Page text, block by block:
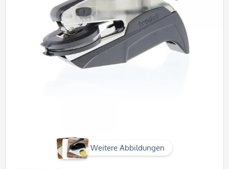
Weitere Abbildungen